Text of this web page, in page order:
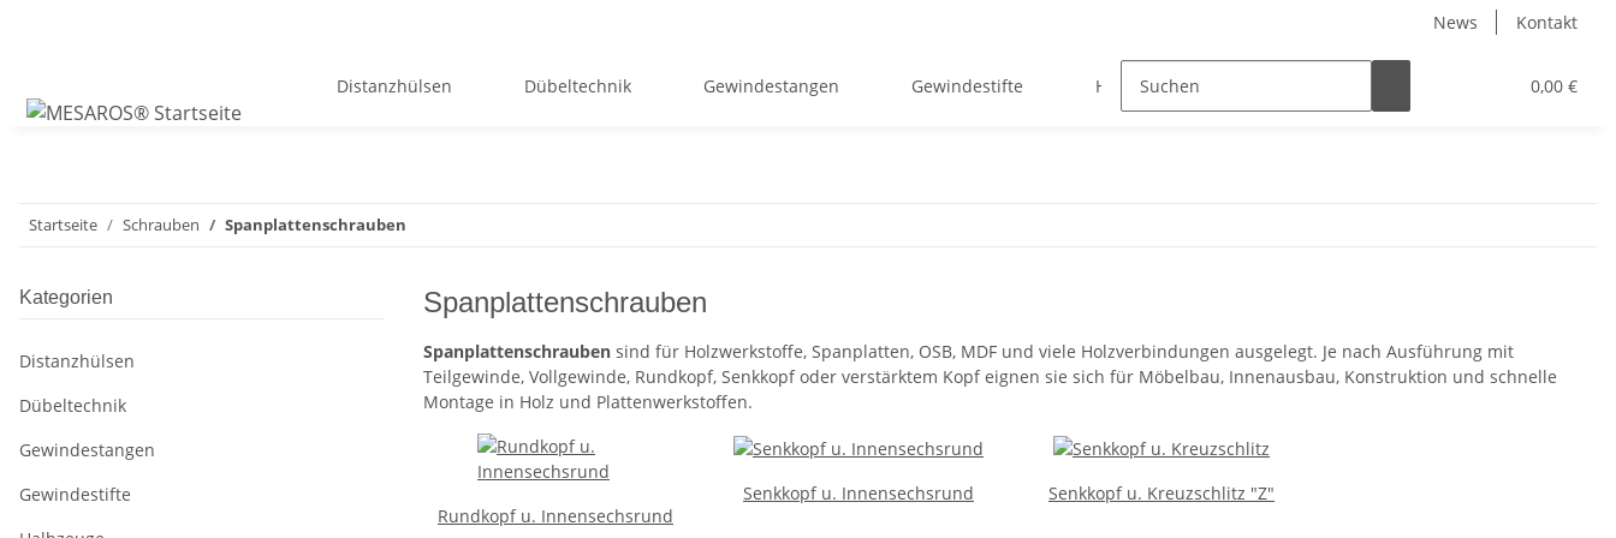
News Kontakt
0,00 €
Distanzhülsen Dübeltechnik Gewindestangen Gewindestifte Halbzeuge Muttern
Startseite Schrauben Spanplattenschrauben
Spanplattenschrauben
Spanplattenschrauben sind für Holzwerkstoffe, Spanplatten, OSB, MDF und viele Holzverbindungen ausgelegt. Je nach Ausführung mit
Teilgewinde, Vollgewinde, Rundkopf, Senkkopf oder verstärktem Kopf eignen sie sich für Möbelbau, Innenausbau, Konstruktion und schnelle
Montage in Holz und Plattenwerkstoffen.
Rundkopf u. Innensechsrund
Senkkopf u. Innensechsrund Senkkopf u. Kreuzschlitz "Z"
Kategorien
Distanzhülsen
Dübeltechnik
Gewindestangen
Gewindestifte